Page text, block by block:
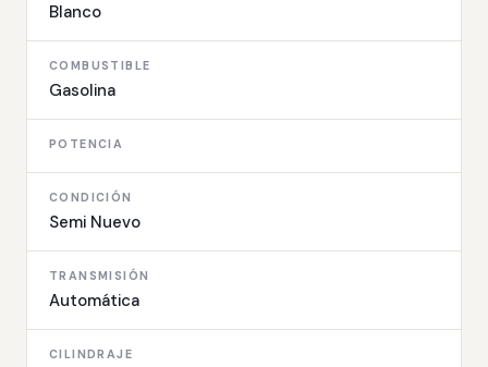
Blanco
COMBUSTIBLE
Gasolina
POTENCIA
CONDICIÓN
Semi Nuevo
TRANSMISIÓN
Automática
CILINDRAJE